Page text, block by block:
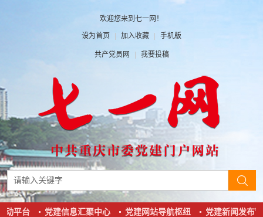
欢迎您来到七一网！
设为首页 | 加入收藏 | 手机版
共产党员网 | 我要投稿
动平台 党建信息汇聚中心 党建网站导航枢纽 党建新闻发布窗